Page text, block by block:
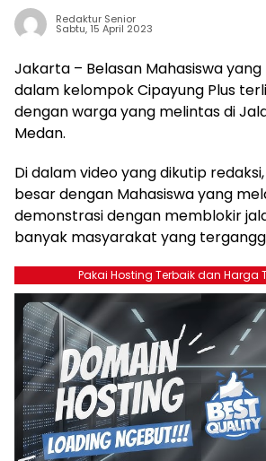
Redaktur Senior
Sabtu, 15 April 2023
Jakarta – Belasan Mahasiswa
dalam kelompok Cipayung Plus
dengan warga yang melintas di
Medan.
Di dalam video yang dikutip
besar dengan Mahasiswa yang
demonstrasi dengan memblokir
banyak masyarakat yang
Pakai Hosting Terbaik dan Harga